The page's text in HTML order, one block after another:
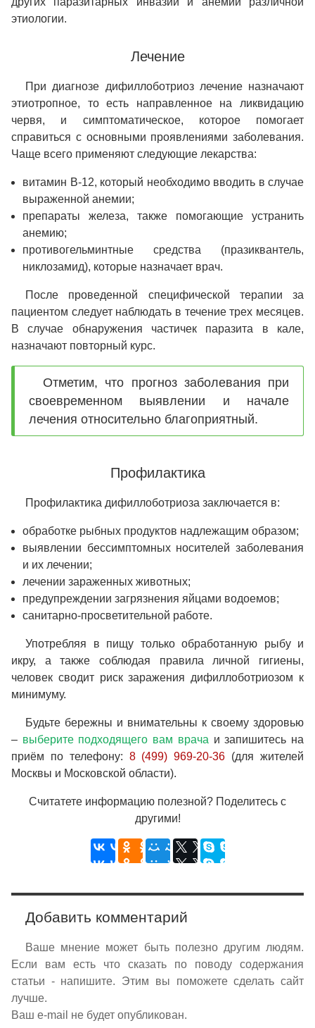
этиологии.
Лечение
При диагнозе дифиллоботриоз лечение назначают
этиотропное, то есть направленное на ликвидацию
червя, и симптоматическое, которое помогает
справиться с основными проявлениями заболевания.
Чаще всего применяют следующие лекарства:
витамин В-12, который необходимо вводить в случае
выраженной анемии;
препараты железа, также помогающие устранить
анемию;
противогельминтные средства (празиквантель,
никлозамид), которые назначает врач.
После проведенной специфической терапии за
пациентом следует наблюдать в течение трех месяцев.
В случае обнаружения частичек паразита в кале,
назначают повторный курс.
Отметим, что прогноз заболевания при
своевременном выявлении и начале
лечения относительно благоприятный.
Профилактика
Профилактика дифиллоботриоза заключается в:
обработке рыбных продуктов надлежащим образом;
выявлении бессимптомных носителей заболевания
и их лечении;
лечении зараженных животных;
предупреждении загрязнения яйцами водоемов;
санитарно-просветительной работе.
Употребляя в пищу только обработанную рыбу и
икру, а также соблюдая правила личной гигиены,
человек сводит риск заражения дифиллоботриозом к
минимуму.
Будьте бережны и внимательны к своему здоровью
– выберите подходящего вам врача и запишитесь на
приём по телефону: 8 (499) 969-20-36 (для жителей
Москвы и Московской области).
Считатете информацию полезной? Поделитесь с
другими!
Добавить комментарий
Ваше мнение может быть полезно другим людям.
Если вам есть что сказать по поводу содержания
статьи - напишите. Этим вы поможете сделать сайт
лучше.
Ваш e-mail не будет опубликован.